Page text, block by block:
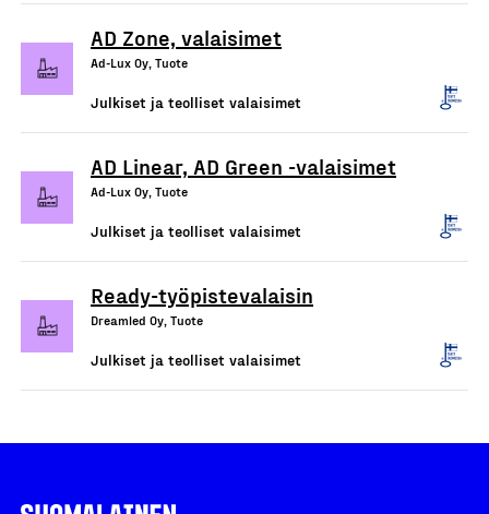
AD Zone, valaisimet
Ad-Lux Oy, Tuote
Julkiset ja teolliset valaisimet
AD Linear, AD Green -valaisimet
Ad-Lux Oy, Tuote
Julkiset ja teolliset valaisimet
Ready-työpistevalaisin
Dreamled Oy, Tuote
Julkiset ja teolliset valaisimet